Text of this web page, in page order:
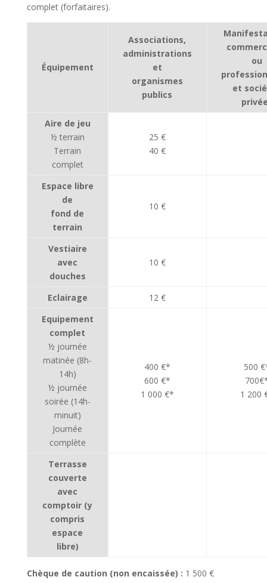
complet (forfaitaires).
Équipement
Associations,
administrations
et
organismes
publics
ou
et
Aire de jeu
½ terrain
Terrain
complet
25 €
40 €
Espace libre
de
fond de
terrain
10 €
Vestiaire
avec
douches
10 €
Eclairage
12 €
Equipement
complet
½ journée
matinée (8h-
14h)
½ journée
soirée (14h-
minuit)
Journée
complète
400 €*
600 €*
1 000 €*
500
1 200
Terrasse
couverte
avec
comptoir (y
compris
espace
libre)
Chèque de caution (non encaissée) : 1 500 €